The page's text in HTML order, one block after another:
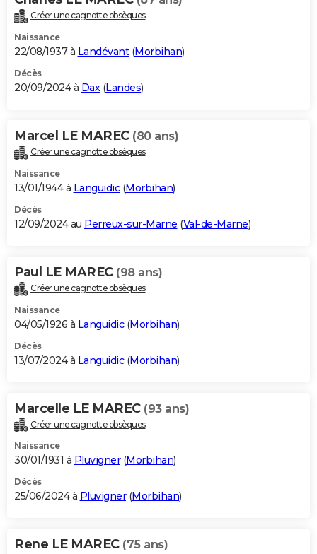
Créer une cagnotte obsèques
Naissance
22/08/1937 à Landévant(Morbihan)
Décès
20/09/2024 à Dax(Landes)
Marcel LE MAREC (80 ans)
Créer une cagnotte obsèques
Naissance
13/01/1944 à Languidic(Morbihan)
Décès
12/09/2024 au Perreux-sur-Marne (Val-de-Marne)
Paul LE MAREC (98 ans)
Créer une cagnotte obsèques
Naissance
04/05/1926 à Languidic(Morbihan)
Décès
13/07/2024 à Languidic(Morbihan)
Marcelle LE MAREC (93 ans)
Créer une cagnotte obsèques
Naissance
30/01/1931 à Pluvigner(Morbihan)
Décès
25/06/2024 à Pluvigner(Morbihan)
Rene LE MAREC (75 ans)